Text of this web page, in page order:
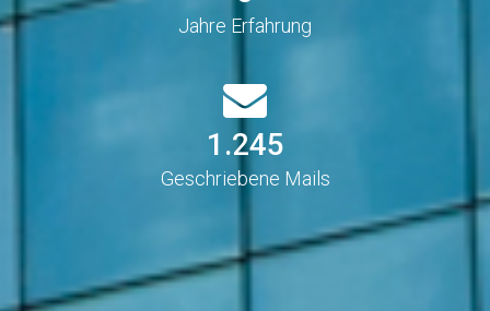
Jahre Erfahrung
1.248
Geschriebene Mails